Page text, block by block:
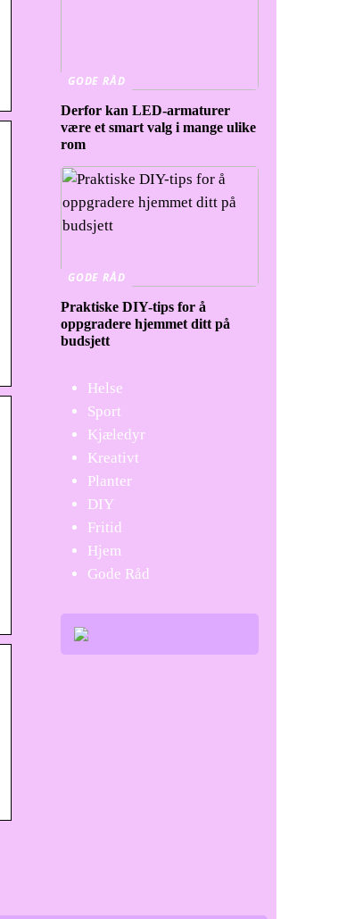
GODE RÅD
Derfor kan LED-armaturer
være et smart valg i mange ulike
rom
GODE RÅD
Praktiske DIY-tips for å
oppgradere hjemmet ditt på
budsjett
Helse
Sport
Kjæledyr
Kreativt
Planter
DIY
Fritid
Hjem
Gode Råd